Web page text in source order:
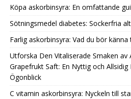
Köpa askorbinsyra: En omfattande
Sötningsmedel diabetes: Sockerfria
Farlig askorbinsyra: Vad du bör känna
Utforska Den Vitaliserade Smaken
Grapefrukt Saft: En Nyttig och Allsidig
Ögonblick
C vitamin askorbinsyra: Nyckeln till